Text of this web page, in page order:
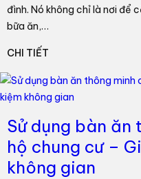
đình. Nó không chỉ là nơi để
bữa ăn,…
CHI TIẾT
Sử dụng bàn ăn
hộ chung cư –
không gian